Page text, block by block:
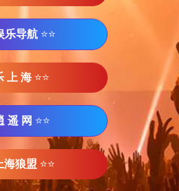
乐导航 ⭐⭐
上 海 ⭐⭐
遥 网 ⭐⭐
海狼盟 ⭐⭐